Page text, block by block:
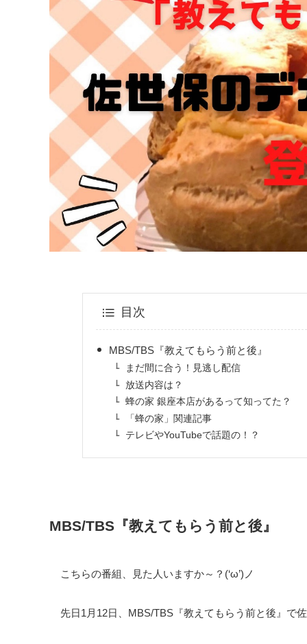
目次
MBS/TBS『教えてもらう前と後』
まだ間に合う！見逃し配信
放送内容は？
蜂の家 銀座本店があるって知ってた？
「蜂の家」関連記事
テレビやYouTubeで話題の！？
MBS/TBS『教えてもらう前と後』
こちらの番組、見た人いますか～？(‘ω’)ノ
先日1月12日、MBS/TBS『教えてもらう前と後』で